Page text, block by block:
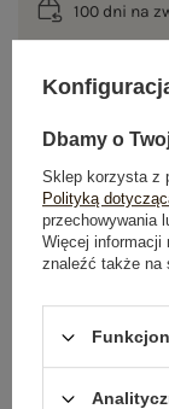
100 dni na
GŁÓWNE PARAMETRY
OPINIE O PRODUKCIE
ZWROTY I
Dbamy o
Sklep korzysta z
Polityką
przechowywania
Więcej informacji
znaleźć także na